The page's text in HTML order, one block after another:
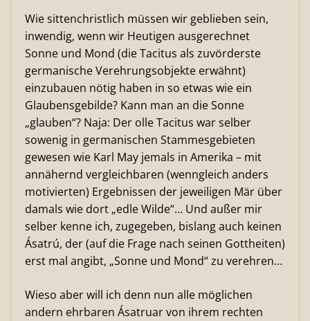
Wie sittenchristlich müssen wir geblieben sein,
inwendig, wenn wir Heutigen ausgerechnet
Sonne und Mond (die Tacitus als zuvörderste
germanische Verehrungsobjekte erwähnt)
einzubauen nötig haben in so etwas wie ein
Glaubensgebilde? Kann man an die Sonne
„glauben“? Naja: Der olle Tacitus war selber
sowenig in germanischen Stammesgebieten
gewesen wie Karl May jemals in Amerika – mit
annähernd vergleichbaren (wenngleich anders
motivierten) Ergebnissen der jeweiligen Mär über
damals wie dort „edle Wilde“… Und außer mir
selber kenne ich, zugegeben, bislang auch keinen
Ásatrú, der (auf die Frage nach seinen Gottheiten)
erst mal angibt, „Sonne und Mond“ zu verehren…
Wieso aber will ich denn nun alle möglichen
andern ehrbaren Ásatruar von ihrem rechten